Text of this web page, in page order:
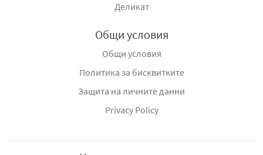
Деликат
Общи условия
Общи условия
Политика за бисквитките
Защита на личните данни
Privacy Policy